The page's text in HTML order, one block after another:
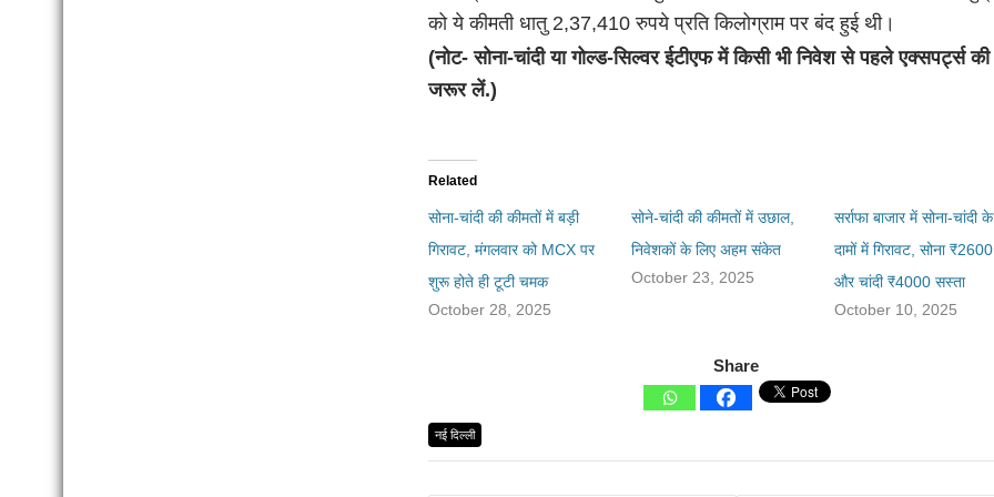
को ये कीमती धातु 2,37,410 रुपये प्रति किलोग्राम पर बंद हुई थी।
(नोट- सोना-चांदी या गोल्ड-सिल्वर ईटीएफ में किसी भी निवेश से पहले एक्सपर्ट्स
जरूर लें.)
Related
सोना-चांदी की कीमतों में बड़ी
गिरावट, मंगलवार को MCX पर
शुरू होते ही टूटी चमक
October 28, 2025
सोने-चांदी की कीमतों में उछाल,
निवेशकों के लिए अहम संकेत
October 23, 2025
सर्राफा बाजार में सोना-चांदी के
दामों में गिरावट, सोना ₹2600
और चांदी ₹4000 सस्ता
October 10, 2025
Share
नई दिल्ली